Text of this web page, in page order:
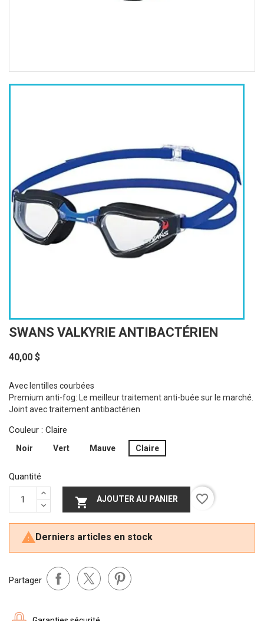
SWANS VALKYRIE ANTIBACTÉRIEN
40,00 $
Avec lentilles courbées
Premium anti-fog: Le meilleur traitement anti-buée sur le marché.
Joint avec traitement antibactérien
Couleur : Claire
Noir Vert Mauve Claire
Quantité
 AJOUTER AU PANIER favorite_border
Derniers articles en stock
Partager